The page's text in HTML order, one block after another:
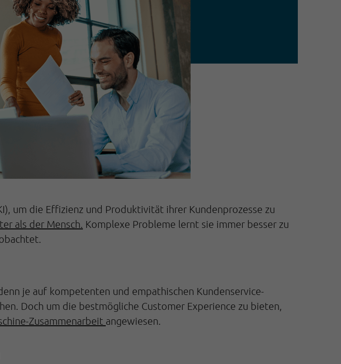
um die Effizienz und Produktivität ihrer Kundenprozesse zu
als der Mensch. Komplexe Probleme lernt sie immer besser zu
je auf kompetenten und empathischen Kundenservice-
Doch um die bestmögliche Customer Experience zu bieten,
Zusammenarbeit angewiesen.